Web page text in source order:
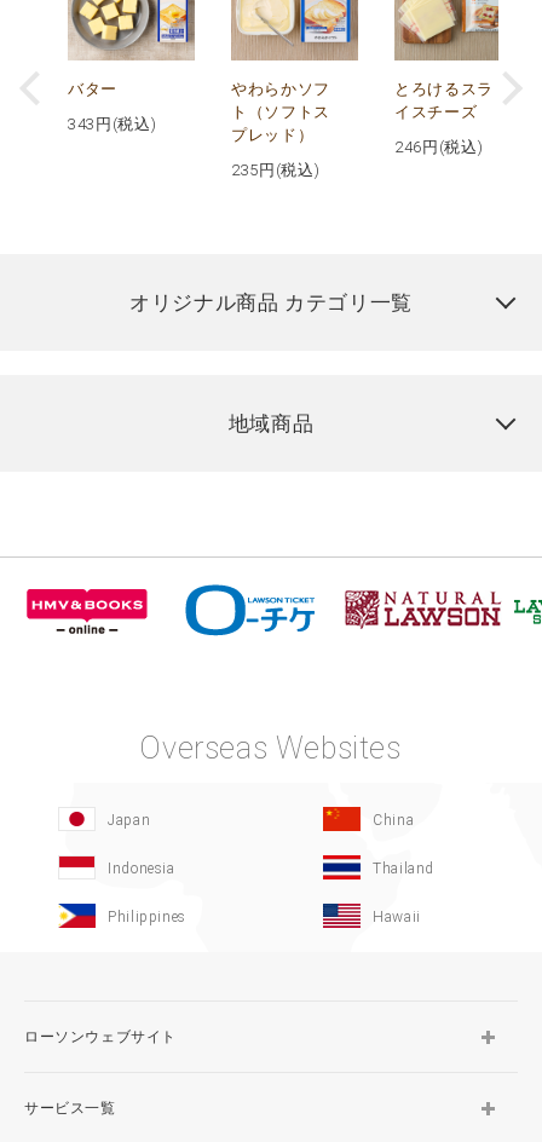
バター
343 円(税込)
やわらかソフ
ト（ソフトス
プレッド）
235 円(税込)
とろけるスラ
イスチーズ
246 円(税込)
オリジナル商品 カテゴリ一覧
地域商品
Overseas Websites
Japan China
Indonesia Thailand
Philippines Hawaii
ローソンウェブサイト
サービス一覧